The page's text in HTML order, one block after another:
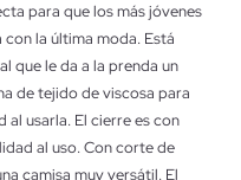
para que los más jóvenes
la última moda. Está
que le da a la prenda un
de tejido de viscosa para
usarla. El cierre es con
al uso. Con corte de
camisa muy versátil. El